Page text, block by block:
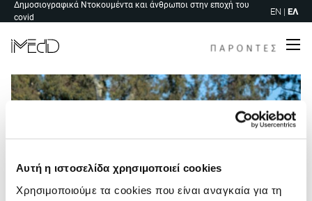
Αυτή η ιστοσελίδα χρησιμοποιεί cookies
Χρησιμοποιούμε τα cookies που είναι αναγκαία για τη
Skip
to
content
Δημοσιογραφικά Ντοκουμέντα και άνθρωποι στην εποχή του
covid
EN | ΕΛ